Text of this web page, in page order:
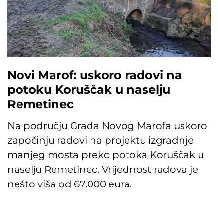
Novi Marof: uskoro radovi na
potoku Koruščak u naselju
Remetinec
Na području Grada Novog Marofa uskoro
započinju radovi na projektu izgradnje
manjeg mosta preko potoka Koruščak u
naselju Remetinec. Vrijednost radova je
nešto viša od 67.000 eura.